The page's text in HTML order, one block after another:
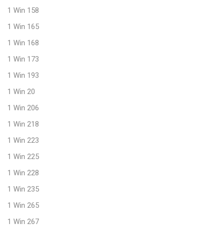
1 Win 158
1 Win 165
1 Win 168
1 Win 173
1 Win 193
1 Win 20
1 Win 206
1 Win 218
1 Win 223
1 Win 225
1 Win 228
1 Win 235
1 Win 265
1 Win 267